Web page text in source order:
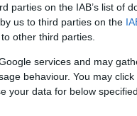
parties on the IAB’s list of
us to third parties on the
other third parties.
services and may
behaviour. You may
your data for below
di
la storia
avanti
che
solo dei
pronta ad